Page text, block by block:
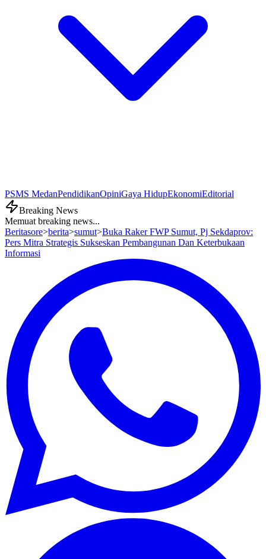
PSMS MedanPendidikanOpiniGaya HidupEkonomiEditorial
Breaking News
Memuat breaking news...
Beritasore>berita>sumut>Buka Raker FWP Sumut, Pj Sekdaprov:
Pers Mitra Strategis Sukseskan Pembangunan Dan Keterbukaan
Informasi